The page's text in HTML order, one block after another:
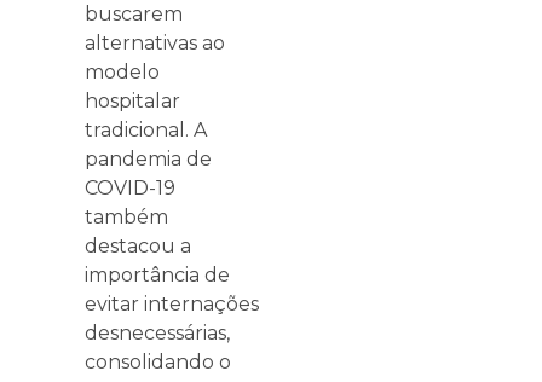
buscarem
alternativas ao
modelo
hospitalar
tradicional. A
pandemia de
COVID-19
também
destacou a
importância de
evitar internações
desnecessárias,
consolidando o